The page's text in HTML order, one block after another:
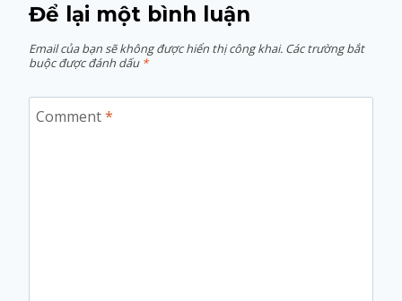
Để lại một bình luận
Email của bạn sẽ không được hiển thị công khai. Các trường bắt
buộc được đánh dấu *
Comment*